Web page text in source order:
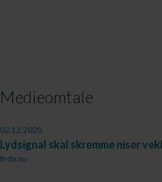
Medieomtale
02.12.2020
Lydsignal skal skremme niser
firda.no